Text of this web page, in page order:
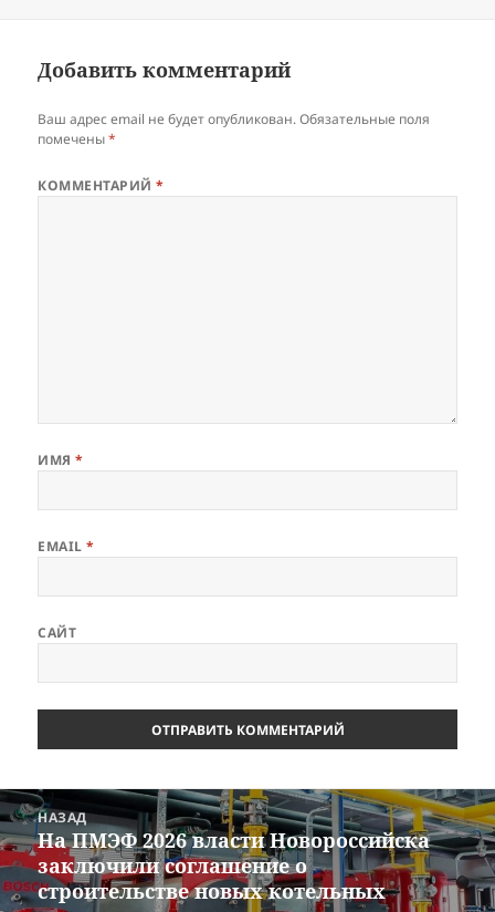
Добавить комментарий
Ваш адрес email не будет опубликован. Обязательные поля
помечены*
КОММЕНТАРИЙ*
ИМЯ*
EMAIL*
САЙТ
Навигация
по
записям
НАЗАД
Предыдущая
запись:
На ПМЭФ 2026 власти Новороссийска
заключили соглашение о
строительстве новых котельных